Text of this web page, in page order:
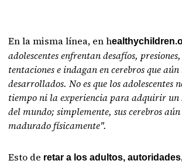
En la misma línea, en h
adolescentes enfrentan desafíos, presiones,
tentaciones e indagan en cerebros que
desarrollados. No es que los adolescentes
tiempo ni la experiencia para adquirir un
del mundo; simplemente, sus cerebros
madurado físicamente".
Esto de retar a los adultos,